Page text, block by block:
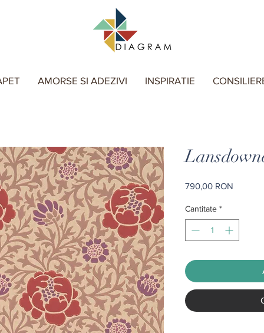
AMORSE SI ADEZIVI INSPIRATIE
790,00 RON
Cantitate *